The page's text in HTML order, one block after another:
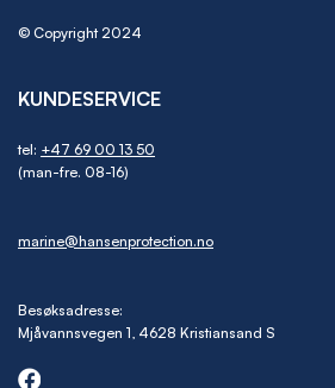
© Copyright 2024
KUNDESERVICE
tel: +47 69 00 13 50
(man-fre. 08-16)
marine@hansenprotection.no
Besøksadresse:
Mjåvannsvegen 1, 4628 Kristiansand S